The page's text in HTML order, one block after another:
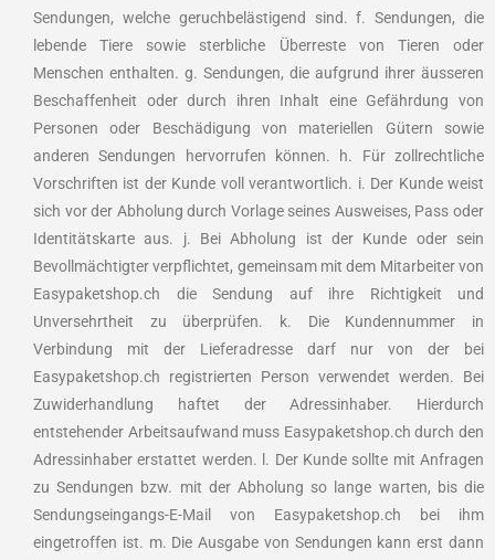
Sendungen, welche geruchbelästigend sind. f. Sendungen, die
lebende Tiere sowie sterbliche Überreste von Tieren oder
Menschen enthalten. g. Sendungen, die aufgrund ihrer äusseren
Beschaffenheit oder durch ihren Inhalt eine Gefährdung von
Personen oder Beschädigung von materiellen Gütern sowie
anderen Sendungen hervorrufen können. h. Für zollrechtliche
Vorschriften ist der Kunde voll verantwortlich. i. Der Kunde weist
sich vor der Abholung durch Vorlage seines Ausweises, Pass oder
Identitätskarte aus. j. Bei Abholung ist der Kunde oder sein
Bevollmächtigter verpflichtet, gemeinsam mit dem Mitarbeiter von
Easypaketshop.ch die Sendung auf ihre Richtigkeit und
Unversehrtheit zu überprüfen. k. Die Kundennummer in
Verbindung mit der Lieferadresse darf nur von der bei
Easypaketshop.ch registrierten Person verwendet werden. Bei
Zuwiderhandlung haftet der Adressinhaber. Hierdurch
entstehender Arbeitsaufwand muss Easypaketshop.ch durch den
Adressinhaber erstattet werden. l. Der Kunde sollte mit Anfragen
zu Sendungen bzw. mit der Abholung so lange warten, bis die
Sendungseingangs-E-Mail von Easypaketshop.ch bei ihm
eingetroffen ist. m. Die Ausgabe von Sendungen kann erst dann